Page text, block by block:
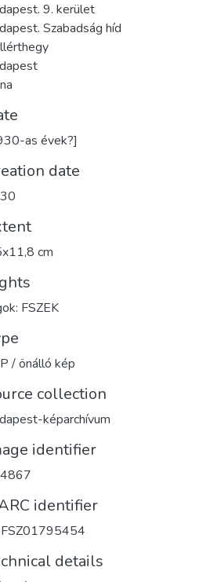
9. kerület
Szabadság híd
as évek?]
date
cm
FSZEK
/ önálló kép
collection
képarchívum
identifier
identifier
details